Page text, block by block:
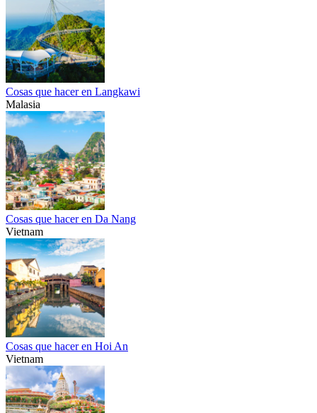
Cosas que hacer en Langkawi
Malasia
Cosas que hacer en Da Nang
Vietnam
Cosas que hacer en Hoi An
Vietnam